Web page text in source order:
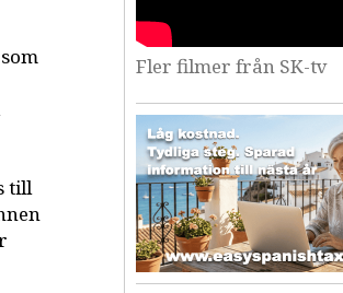
till
Fler filmer från SK-tv